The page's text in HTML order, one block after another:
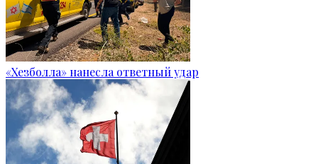
«Хезболла» нанесла ответный удар